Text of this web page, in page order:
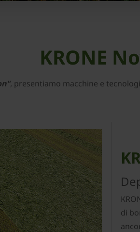
KRONE
, presentiamo macchine e
di